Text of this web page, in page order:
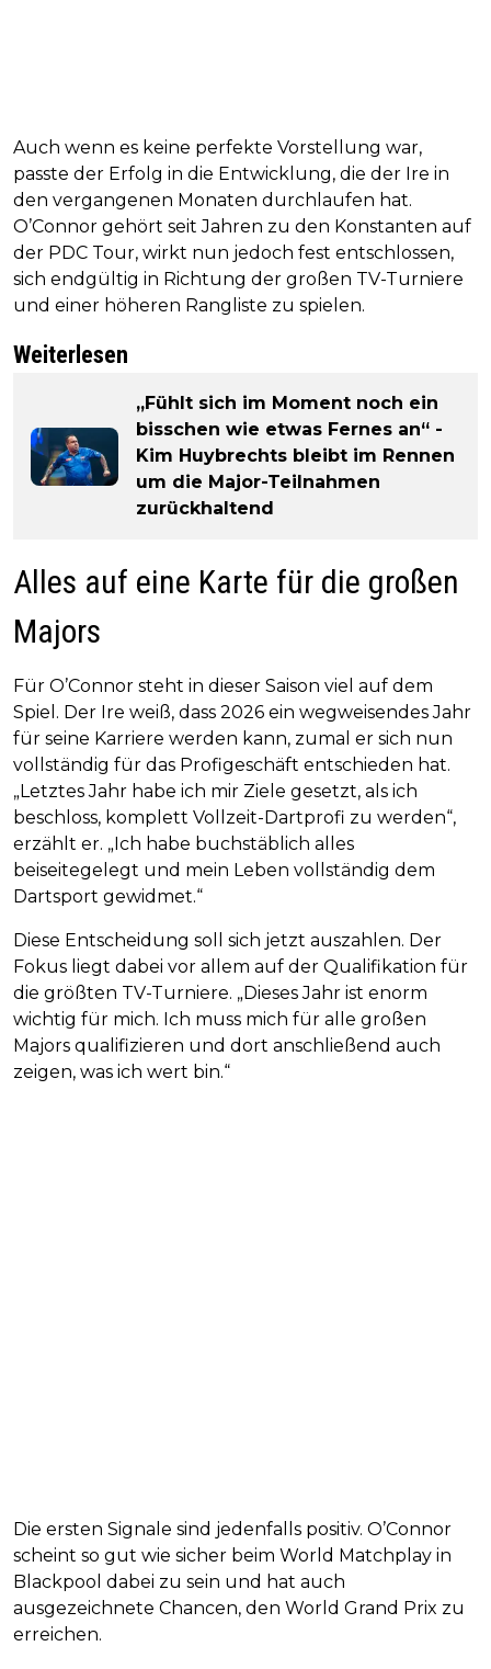
Auch wenn es keine perfekte Vorstellung war,
passte der Erfolg in die Entwicklung, die der Ire in
den vergangenen Monaten durchlaufen hat.
O’Connor gehört seit Jahren zu den Konstanten auf
der PDC Tour, wirkt nun jedoch fest entschlossen,
sich endgültig in Richtung der großen TV-Turniere
und einer höheren Rangliste zu spielen.
Weiterlesen
„Fühlt sich im Moment noch ein
bisschen wie etwas Fernes an“ -
Kim Huybrechts bleibt im Rennen
um die Major-Teilnahmen
zurückhaltend
Alles auf eine Karte für die großen
Majors
Für O’Connor steht in dieser Saison viel auf dem
Spiel. Der Ire weiß, dass 2026 ein wegweisendes Jahr
für seine Karriere werden kann, zumal er sich nun
vollständig für das Profigeschäft entschieden hat.
„Letztes Jahr habe ich mir Ziele gesetzt, als ich
beschloss, komplett Vollzeit-Dartprofi zu werden“,
erzählt er. „Ich habe buchstäblich alles
beiseitegelegt und mein Leben vollständig dem
Dartsport gewidmet.“
Diese Entscheidung soll sich jetzt auszahlen. Der
Fokus liegt dabei vor allem auf der Qualifikation für
die größten TV-Turniere. „Dieses Jahr ist enorm
wichtig für mich. Ich muss mich für alle großen
Majors qualifizieren und dort anschließend auch
zeigen, was ich wert bin.“
Die ersten Signale sind jedenfalls positiv. O’Connor
scheint so gut wie sicher beim World Matchplay in
Blackpool dabei zu sein und hat auch
ausgezeichnete Chancen, den World Grand Prix zu
erreichen.